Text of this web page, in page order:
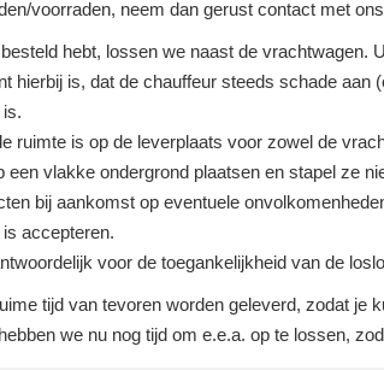
voorraden, neem dan gerust contact met
hebt, lossen we naast de
hierbij is, dat de chauffeur steeds schade
ruimte is op de leverplaats voor zowel de
een vlakke ondergrond plaatsen en stapel ze
bij aankomst op eventuele
accepteren.
voor de toegankelijkheid van de
tijd van tevoren worden geleverd, zodat
we nu nog tijd om e.e.a. op te lossen,